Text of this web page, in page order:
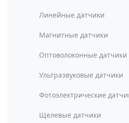
Линейные датчики
Магнитные датчики
Оптоволоконные датчики
Ультразвуковые датчики
Фотоэлектрические
Щелевые датчики